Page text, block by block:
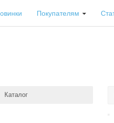
Покупателям
Каталог